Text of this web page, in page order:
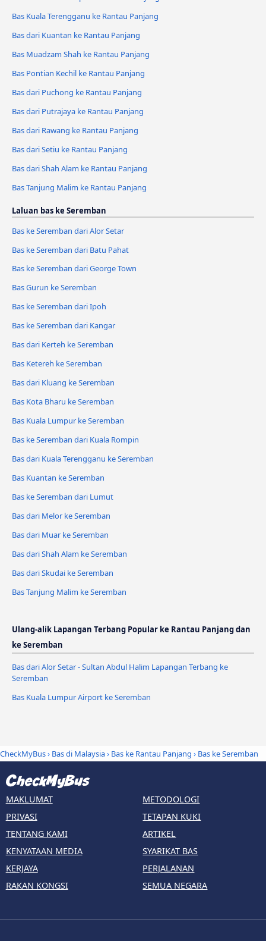
Bas Kuala Terengganu ke Rantau Panjang
Bas dari Kuantan ke Rantau Panjang
Bas Muadzam Shah ke Rantau Panjang
Bas Pontian Kechil ke Rantau Panjang
Bas dari Puchong ke Rantau Panjang
Bas dari Putrajaya ke Rantau Panjang
Bas dari Rawang ke Rantau Panjang
Bas dari Setiu ke Rantau Panjang
Bas dari Shah Alam ke Rantau Panjang
Bas Tanjung Malim ke Rantau Panjang
Laluan bas ke Seremban
Bas ke Seremban dari Alor Setar
Bas ke Seremban dari Batu Pahat
Bas ke Seremban dari George Town
Bas Gurun ke Seremban
Bas ke Seremban dari Ipoh
Bas ke Seremban dari Kangar
Bas dari Kerteh ke Seremban
Bas Ketereh ke Seremban
Bas dari Kluang ke Seremban
Bas Kota Bharu ke Seremban
Bas Kuala Lumpur ke Seremban
Bas ke Seremban dari Kuala Rompin
Bas dari Kuala Terengganu ke Seremban
Bas Kuantan ke Seremban
Bas ke Seremban dari Lumut
Bas dari Melor ke Seremban
Bas dari Muar ke Seremban
Bas dari Shah Alam ke Seremban
Bas dari Skudai ke Seremban
Bas Tanjung Malim ke Seremban
Ulang-alik Lapangan Terbang Popular ke Rantau Panjang dan
ke Seremban
Bas dari Alor Setar - Sultan Abdul Halim Lapangan Terbang ke
Seremban
Bas Kuala Lumpur Airport ke Seremban
CheckMyBus› Bas di Malaysia› Bas ke Rantau Panjang › Bas ke Seremban
MAKLUMAT
PRIVASI
TENTANG KAMI
KENYATAAN MEDIA
KERJAYA
RAKAN KONGSI
METODOLOGI
TETAPAN KUKI
ARTIKEL
SYARIKAT BAS
PERJALANAN
SEMUA NEGARA